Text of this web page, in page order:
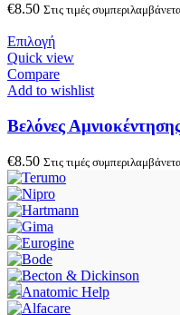
€8.50 Στις τιμές
Επιλογή
Quick view
Compare
Add to wishlist
Βελόνες
€8.50 Στις τιμές